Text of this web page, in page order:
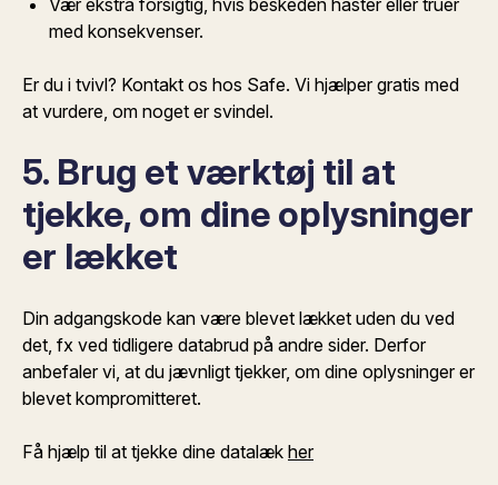
med konsekvenser.
Er du i tvivl? Kontakt os hos Safe. Vi hjælper gratis med
at vurdere, om noget er svindel.
5. Brug et værktøj til at
tjekke, om dine oplysninger
er lækket
Din adgangskode kan være blevet lækket uden du ved
det, fx ved tidligere databrud på andre sider. Derfor
anbefaler vi, at du jævnligt tjekker, om dine oplysninger er
blevet kompromitteret.
Få hjælp til at tjekke dine datalæk her